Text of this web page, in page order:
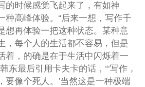
的时候感觉飞起来了，有如神
种高峰体验。“后来一想，写作千
想再体验一把这种状态。某种意
，每个人的生活都不容易，但是
着，的确是在于生活中闪烁着一
东最后引用卡夫卡的话，“‘写作，
要像个死人。’当然这是一种极端